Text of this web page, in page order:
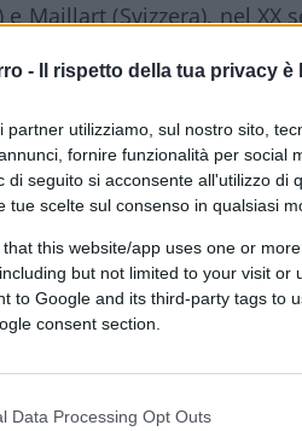
- Il rispetto della tua privacy
partner utilizziamo, sul nostro sito,
fornire funzionalità per social
di seguito si acconsente all'utilizzo di
tue scelte sul consenso in qualsiasi
that this website/app uses one or
but not limited to your visit or
to Google and its third-party tags to
consent section.
Data Processing Opt Outs
Maillart (Svizzera), nel XX
e nel mondo. Realizzato
l’intera, essenziale
garantire l’equilibrio
e di uscita e di una
sostenuti a due a due da
inclinati denominati
: gli stralli, che a differenza
ventaglio o un’arpa, sono
armato
direttamente il piano